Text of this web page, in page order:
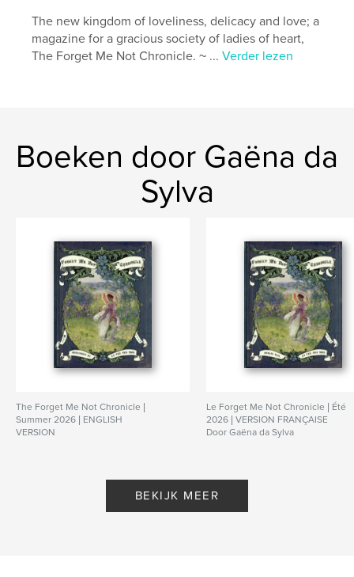
The new kingdom of loveliness, delicacy and love; a
magazine for a gracious society of ladies of heart,
The Forget Me Not Chronicle. ~ ...Verder lezen
Boeken door Gaëna da
Sylva
The Forget Me Not Chronicle |
Summer 2026 | ENGLISH
VERSION
Le Forget Me Not Chronicle | Été
2026 | VERSION FRANÇAISE
Door Gaëna da Sylva
BEKIJK MEER